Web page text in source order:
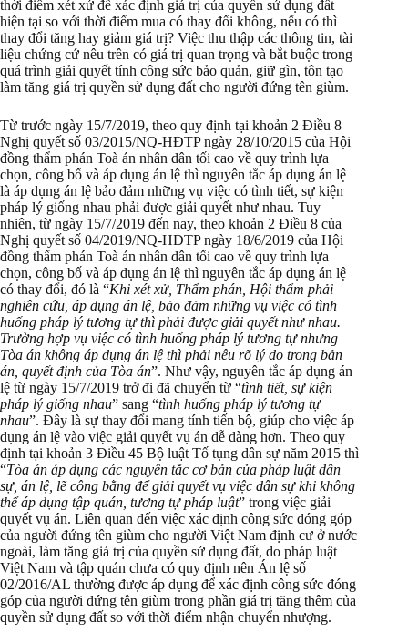
thời điểm xét xử để xác định giá trị của quyền sử dụng đất
hiện tại so với thời điểm mua có thay đổi không, nếu có thì
thay đổi tăng hay giảm giá trị? Việc thu thập các thông tin, tài
liệu chứng cứ nêu trên có giá trị quan trọng và bắt buộc trong
quá trình giải quyết tính công sức bảo quản, giữ gìn, tôn tạo
làm tăng giá trị quyền sử dụng đất cho người đứng tên giùm.
Từ trước ngày 15/7/2019, theo quy định tại khoản 2 Điều 8
Nghị quyết số 03/2015/NQ-HĐTP ngày 28/10/2015 của Hội
đồng thẩm phán Toà án nhân dân tối cao về quy trình lựa
chọn, công bố và áp dụng án lệ thì nguyên tắc áp dụng án lệ
là áp dụng án lệ bảo đảm những vụ việc có tình tiết, sự kiện
pháp lý giống nhau phải được giải quyết như nhau. Tuy
nhiên, từ ngày 15/7/2019 đến nay, theo khoản 2 Điều 8 của
Nghị quyết số 04/2019/NQ-HĐTP ngày 18/6/2019 của Hội
đồng thẩm phán Toà án nhân dân tối cao về quy trình lựa
chọn, công bố và áp dụng án lệ thì nguyên tắc áp dụng án lệ
có thay đổi, đó là “Khi xét xử, Thẩm phán, Hội thẩm phải
nghiên cứu, áp dụng án lệ, bảo đảm những vụ việc có tình
huống pháp lý tương tự thì phải được giải quyết như nhau.
Trường hợp vụ việc có tình huống pháp lý tương tự nhưng
Tòa án không áp dụng án lệ thì phải nêu rõ lý do trong bản
án, quyết định của Tòa án”. Như vậy, nguyên tắc áp dụng án
lệ từ ngày 15/7/2019 trở đi đã chuyển từ “tình tiết, sự kiện
pháp lý giống nhau” sang “tình huống pháp lý tương tự
nhau”. Đây là sự thay đổi mang tính tiến bộ, giúp cho việc áp
dụng án lệ vào việc giải quyết vụ án dễ dàng hơn. Theo quy
định tại khoản 3 Điều 45 Bộ luật Tố tụng dân sự năm 2015 thì
“Tòa án áp dụng các nguyên tắc cơ bản của pháp luật dân
sự, án lệ, lẽ công bằng để giải quyết vụ việc dân sự khi không
thể áp dụng tập quán, tương tự pháp luật” trong việc giải
quyết vụ án. Liên quan đến việc xác định công sức đóng góp
của người đứng tên giùm cho người Việt Nam định cư ở nước
ngoài, làm tăng giá trị của quyền sử dụng đất, do pháp luật
Việt Nam và tập quán chưa có quy định nên Án lệ số
02/2016/AL thường được áp dụng để xác định công sức đóng
góp của người đứng tên giùm trong phần giá trị tăng thêm của
quyền sử dụng đất so với thời điểm nhận chuyển nhượng.